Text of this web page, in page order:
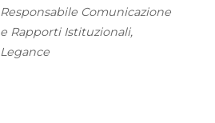
Responsabile Comunicazione
e Rapporti Istituzionali,
Legance